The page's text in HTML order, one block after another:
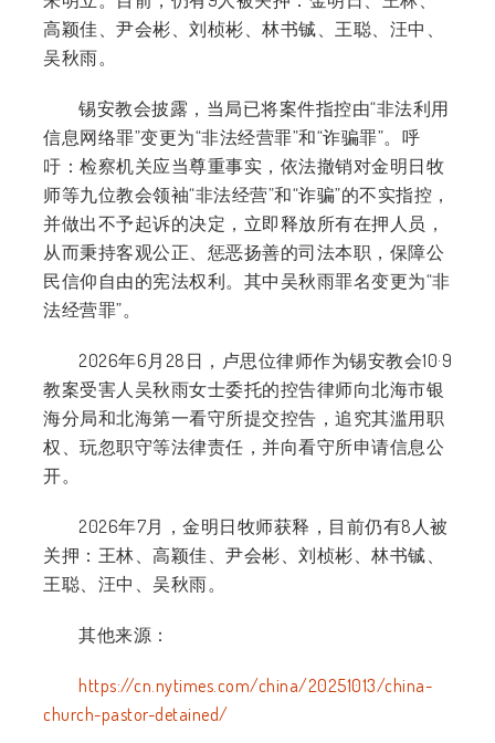
高颖佳、尹会彬、刘桢彬、林书铖、王聪、汪中、
吴秋雨。
锡安教会披露，当局已将案件指控由“非法利用
信息网络罪”变更为“非法经营罪”和“诈骗罪”。呼
吁：检察机关应当尊重事实，依法撤销对金明日牧
师等九位教会领袖“非法经营”和“诈骗”的不实指控，
并做出不予起诉的决定，立即释放所有在押人员，
从而秉持客观公正、惩恶扬善的司法本职，保障公
民信仰自由的宪法权利。其中吴秋雨罪名变更为“非
法经营罪”。
2026年6月28日，卢思位律师作为锡安教会10·9
教案受害人吴秋雨女士委托的控告律师向北海市银
海分局和北海第一看守所提交控告，追究其滥用职
权、玩忽职守等法律责任，并向看守所申请信息公
开。
2026年7月，金明日牧师获释，目前仍有8人被
关押：王林、高颖佳、尹会彬、刘桢彬、林书铖、
王聪、汪中、吴秋雨。
其他来源：
https://cn.nytimes.com/china/20251013/china-
church-pastor-detained/